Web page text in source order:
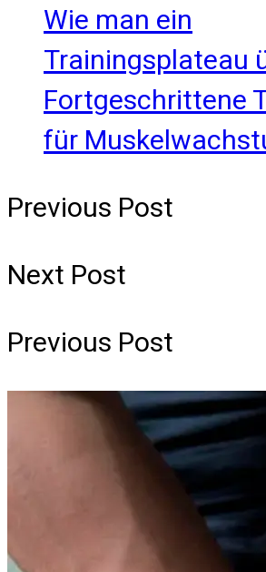
Wie man ein
Trainingsplateau
Fortgeschrittene
für
Previous Post
Next Post
Previous Post